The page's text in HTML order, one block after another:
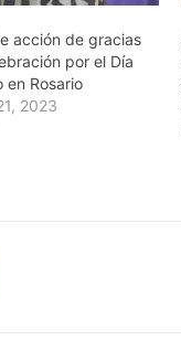
acción de gracias
por el Día
en Rosario
2023